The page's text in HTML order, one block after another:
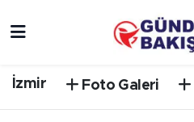
İzmir Foto Galeri